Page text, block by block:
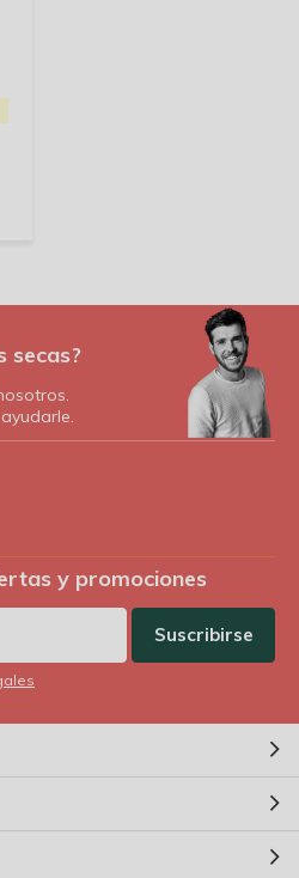
secas?
y promociones
Suscribirse